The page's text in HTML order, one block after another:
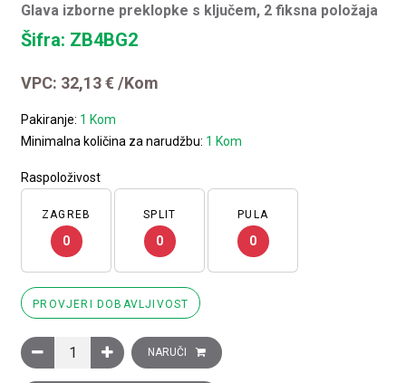
Glava izborne preklopke s ključem, 2 fiksna položaja
Šifra: ZB4BG2
VPC: 32,13€ /Kom
Pakiranje: 1 Kom
Minimalna količina za narudžbu: 1 Kom
Raspoloživost
ZAGREB
0
SPLIT
0
PULA
0
PROVJERI DOBAVLJIVOST
Glava izborne preklopke s ključem, 2 fiksna položaja količina
NARUČI